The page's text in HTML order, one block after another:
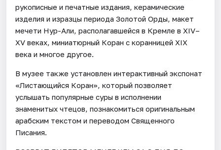
рукописные и печатные издания, керамические
изделия и изразцы периода Золотой Орды, макет
мечети Нур-Али, располагавшейся в Кремле в XIV–
XV веках, миниатюрный Коран с коранницей XIX
века и многое другое.
В музее также установлен интерактивный экспонат
«Листающийся Коран», который позволяет
услышать популярные суры в исполнении
знаменитых чтецов, познакомиться оригинальным
арабским текстом и переводом Священного
Писания.